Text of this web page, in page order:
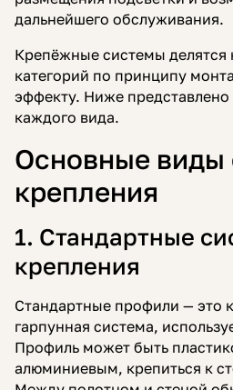
дальнейшего обслуживания.
Крепёжные системы делятся
категорий по принципу
эффекту. Ниже
каждого вида.
Основные виды
крепления
1. Стандартные
крепления
Стандартные профили — это
гарпунная система,
Профиль может быть
алюминиевым, крепиться к